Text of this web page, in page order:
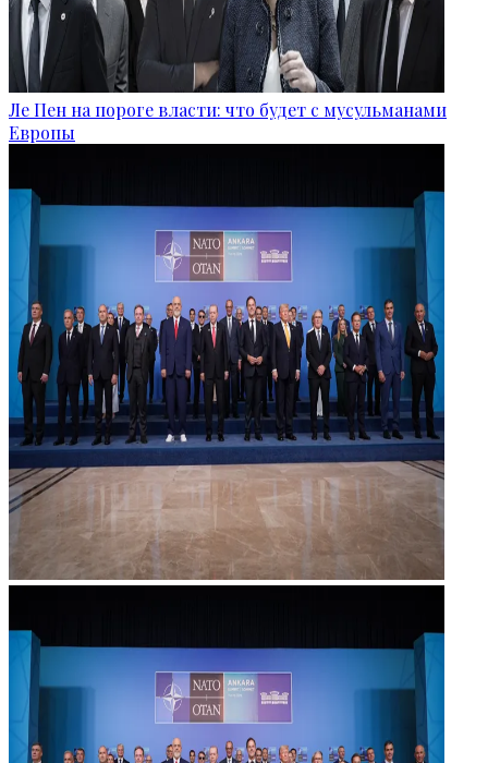
Ле Пен на пороге власти: что будет с мусульманами
Европы